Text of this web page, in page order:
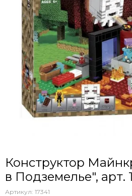
Конструктор
в Подземелье", арт.
Артикул: 17341